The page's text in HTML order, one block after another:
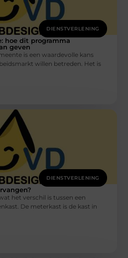
DIENSTVERLENING
hoe dit programma
geven
is een waardevolle kans
willen betreden. Het is
DIENSTVERLENING
het verschil is tussen een
De meterkast is de kast in